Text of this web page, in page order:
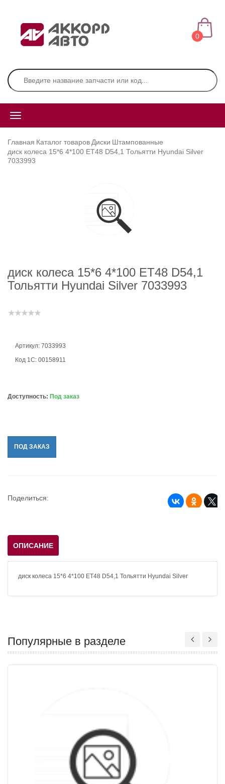
0
Главная Каталог товаров Диски Штампованные
диск колеса 15*6 4*100 ЕТ48 D54,1 Тольятти Hyundai Silver
7033993
диск колеса 15*6 4*100 ЕТ48 D54,1
Тольятти Hyundai Silver 7033993
Артикул: 7033993
Код 1С: 00158911
Доступность: Под заказ
ПОД ЗАКАЗ
Поделиться:
ОПИСАНИЕ
диск колеса 15*6 4*100 ЕТ48 D54,1 Тольятти Hyundai Silver
Популярные в разделе